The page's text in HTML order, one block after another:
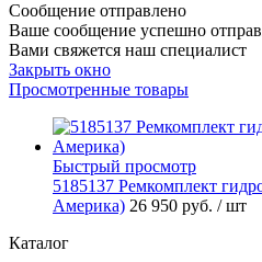
Сообщение отправлено
Ваше сообщение успешно
Вами свяжется наш специалист
Закрыть окно
Просмотренные товары
Быстрый просмотр
5185137 Ремкомплект
Америка) 26 950 руб. / шт
Каталог